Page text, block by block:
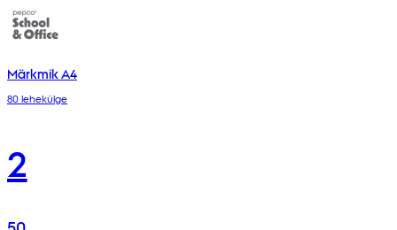
Märkmik A4
80 lehekülge
2